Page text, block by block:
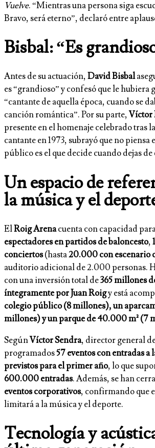
Vuelve. “Mientras una persona siga
Bravo, será eterno”, declaró entre
Bisbal: “Es
Antes de su actuación,David Bisbal
es “grandioso” y confesó que le hubiera
“cantante de aquella época, cuando se
canción romántica”. Por su parte,Víctor
presente en el homenaje celebrado tras
cantante en 1973, subrayó que no piensa
público es el que decide cuando dejas de
Un espacio de
la música y el
ElRoig Arenacuenta con capacidad
espectadores en partidos de baloncesto,
conciertos(hasta20.000 con escenario
auditorio adicional de 2.000 personas.
con una inversión total de365 millones
íntegramente por Juan Roigy está
colegio público (8 millones), un
millones) y un parque de 40.000 m² (7
SegúnVíctor Sendra, director general
programados57 eventos con entradas a
previstos para el primer año, lo que
600.000 entradas. Además, se han
eventos corporativos, confirmando que
limitará a la música y el deporte.
Tecnología y